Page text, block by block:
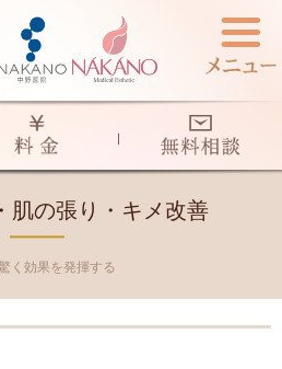
肌の張り・キメ改善
く効果を発揮する